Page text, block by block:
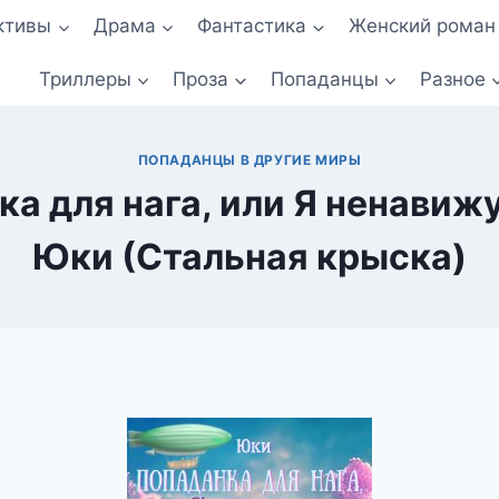
Драма Фантастика Женский роман
Триллеры Проза Попаданцы Разное
ПОПАДАНЦЫ В ДРУГИЕ МИРЫ
для нага, или Я
Юки (Стальная крыска)